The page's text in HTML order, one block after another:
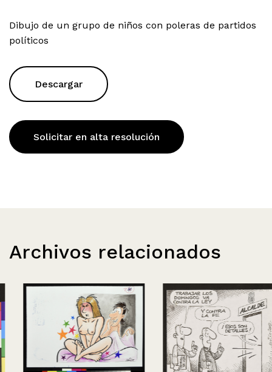
Dibujo de un grupo de niños con poleras de partidos
políticos
Descargar
Solicitar en alta resolución
Archivos relacionados